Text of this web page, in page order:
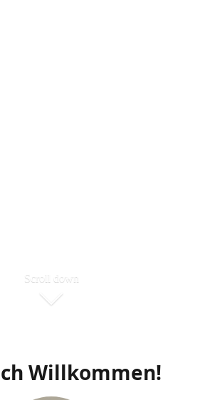
Scroll down
Willkommen!